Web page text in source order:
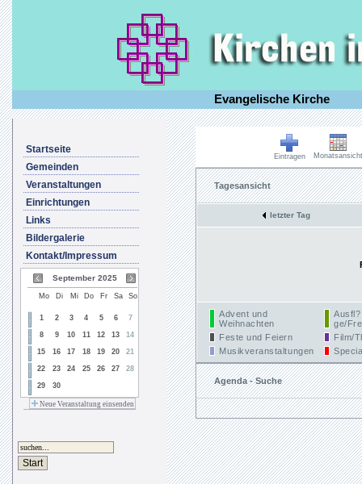
Evangelische Kirche
Startseite
Gemeinden
Veranstaltungen
Einrichtungen
Links
Bildergalerie
Kontakt/Impressum
September 2025
Mo Di Mi Do Fr Sa So
1 2 3 4 5 6 7
8 9 10 11 12 13 14
15 16 17 18 19 20 21
22 23 24 25 26 27 28
29 30
Neue Veranstaltung einsenden
Eintragen Monatsansicht
Tagesansicht
letzter Tag
Advent und
Weihnachten
Ausfl?
ge/
Feste und Feiern
Film/
Musikveranstaltungen
Agenda - Suche